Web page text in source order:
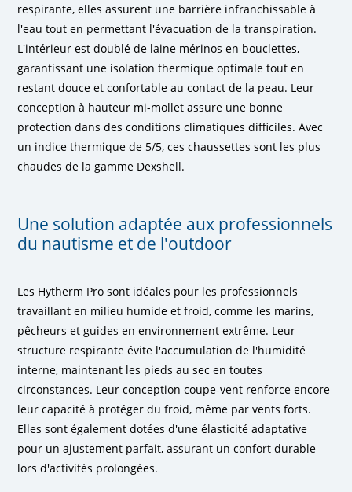
respirante, elles assurent une barrière infranchissable à
l'eau tout en permettant l'évacuation de la transpiration.
L'intérieur est doublé de laine mérinos en bouclettes,
garantissant une isolation thermique optimale tout en
restant douce et confortable au contact de la peau. Leur
conception à hauteur mi-mollet assure une bonne
protection dans des conditions climatiques difficiles. Avec
un indice thermique de 5/5, ces chaussettes sont les plus
chaudes de la gamme Dexshell.
Une solution adaptée aux professionnels
du nautisme et de l'outdoor
Les Hytherm Pro sont idéales pour les professionnels
travaillant en milieu humide et froid, comme les marins,
pêcheurs et guides en environnement extrême. Leur
structure respirante évite l'accumulation de l'humidité
interne, maintenant les pieds au sec en toutes
circonstances. Leur conception coupe-vent renforce encore
leur capacité à protéger du froid, même par vents forts.
Elles sont également dotées d'une élasticité adaptative
pour un ajustement parfait, assurant un confort durable
lors d'activités prolongées.